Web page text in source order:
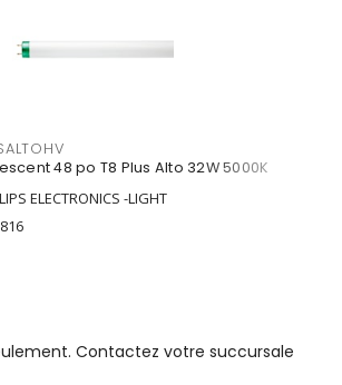
48 po T8 Plus Alto 32W 5000K
ELECTRONICS -LIGHT
Contactez votre succursale